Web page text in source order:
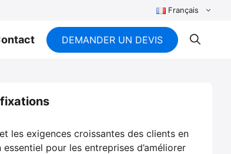
Français
DEMANDER UN DEVIS
les exigences croissantes des clients en
pour les entreprises d’améliorer